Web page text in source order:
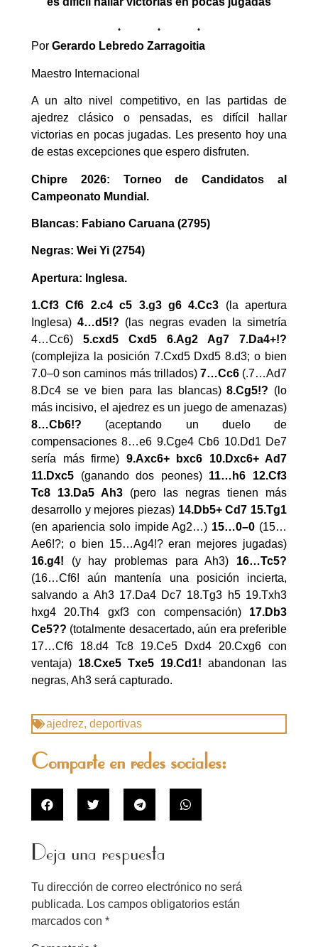
Por Gerardo Lebredo Zarragoitia
Maestro Internacional
A un alto nivel competitivo, en las partidas de
ajedrez clásico o pensadas, es difícil hallar
victorias en pocas jugadas. Les presento hoy una
de estas excepciones que espero disfruten.
Chipre 2026: Torneo de Candidatos al
Campeonato Mundial.
Blancas: Fabiano Caruana (2795)
Negras: Wei Yi (2754)
Apertura: Inglesa.
1.Cf3 Cf6 2.c4 c5 3.g3 g6 4.Cc3 (la apertura
Inglesa) 4…d5!? (las negras evaden la simetría
4…Cc6) 5.cxd5 Cxd5 6.Ag2 Ag7 7.Da4+!?
(complejiza la posición 7.Cxd5 Dxd5 8.d3; o bien
7.0–0 son caminos más trillados) 7…Cc6 (.7…Ad7
8.Dc4 se ve bien para las blancas)8.Cg5!? (lo
más incisivo, el ajedrez es un juego de amenazas)
8…Cb6!? (aceptando un duelo de
compensaciones 8…e6 9.Cge4 Cb6 10.Dd1 De7
sería más firme) 9.Axc6+ bxc6 10.Dxc6+ Ad7
11.Dxc5 (ganando dos peones) 11…h6 12.Cf3
Tc8 13.Da5 Ah3 (pero las negras tienen más
desarrollo y mejores piezas) 14.Db5+ Cd7 15.Tg1
(en apariencia solo impide Ag2…) 15…0–0 (15…
Ae6!?; o bien 15…Ag4!? eran mejores jugadas)
16.g4! (y hay problemas para Ah3) 16…Tc5?
(16…Cf6! aún mantenía una posición incierta,
salvando a Ah3 17.Da4 Dc7 18.Tg3 h5 19.Txh3
hxg4 20.Th4 gxf3 con compensación) 17.Db3
Ce5?? (totalmente desacertado, aún era preferible
17…Cf6 18.d4 Tc8 19.Ce5 Dxd4 20.Cxg6 con
ventaja) 18.Cxe5 Txe5 19.Cd1! abandonan las
negras, Ah3 será capturado.
ajedrez, deportivas
Comparte en redes sociales:
Deja una respuesta
Tu dirección de correo electrónico no será
publicada. Los campos obligatorios están
marcados con *